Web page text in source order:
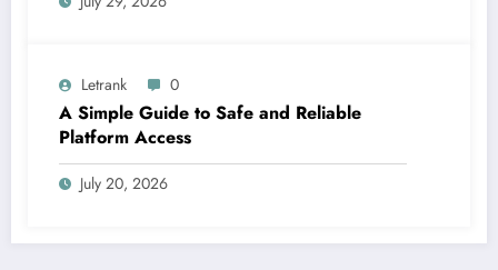
Letrank 0
A Simple Guide to Safe and Reliable
Platform Access
July 20, 2026